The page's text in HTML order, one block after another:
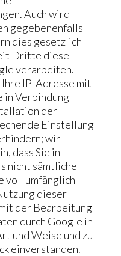
Auch wird
gegebenenfalls
dies gesetzlich
Dritte diese
verarbeiten.
IP-Adresse mit
in Verbindung
der
Einstellung
wir
dass Sie in
nicht sämtliche
voll umfänglich
dieser
der Bearbeitung
durch Google in
und Weise und zu
einverstanden.